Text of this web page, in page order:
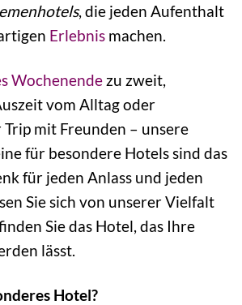
, die jeden Aufenthalt
Erlebnis machen.
Wochenende zu zweit,
vom Alltag oder
mit Freunden – unsere
für besondere Hotels sind das
für jeden Anlass und jeden
Sie sich von unserer Vielfalt
Sie das Hotel, das Ihre
lässt.
Hotel?